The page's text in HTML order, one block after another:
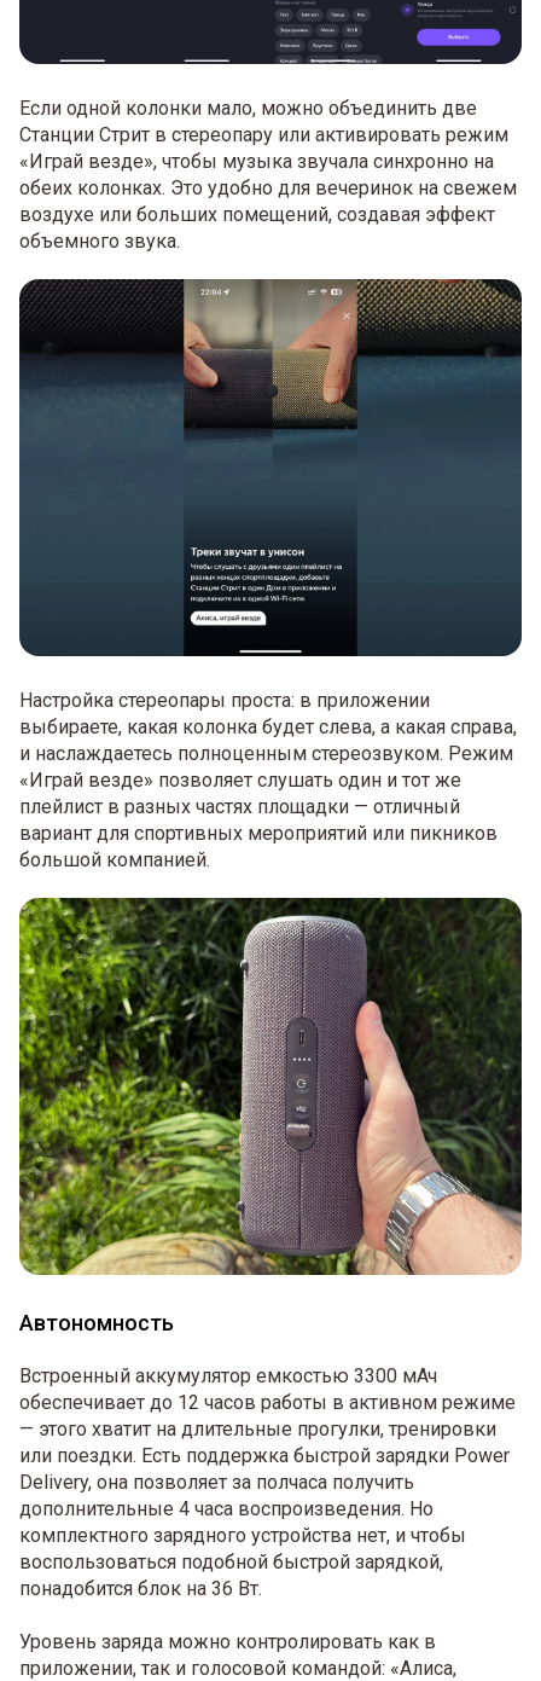
Если одной колонки мало, можно объединить две
Станции Стрит в стереопару или активировать режим
«Играй везде», чтобы музыка звучала синхронно на
обеих колонках. Это удобно для вечеринок на свежем
воздухе или больших помещений, создавая эффект
объемного звука.
Настройка стереопары проста: в приложении
выбираете, какая колонка будет слева, а какая справа,
и наслаждаетесь полноценным стереозвуком. Режим
«Играй везде» позволяет слушать один и тот же
плейлист в разных частях площадки — отличный
вариант для спортивных мероприятий или пикников
большой компанией.
Автономность
Встроенный аккумулятор емкостью 3300 мАч
обеспечивает до 12 часов работы в активном режиме
— этого хватит на длительные прогулки, тренировки
или поездки. Есть поддержка быстрой зарядки Power
Delivery, она позволяет за полчаса получить
дополнительные 4 часа воспроизведения. Но
комплектного зарядного устройства нет, и чтобы
воспользоваться подобной быстрой зарядкой,
понадобится блок на 36 Вт.
Уровень заряда можно контролировать как в
приложении, так и голосовой командой: «Алиса,